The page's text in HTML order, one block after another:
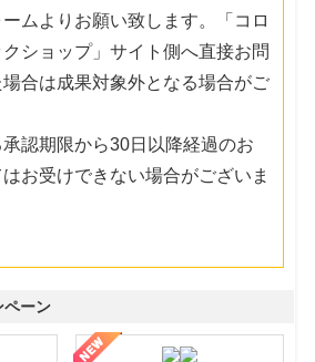
ムよりお願い致します。「コロ
ショップ」サイト側へ直接お問
合は成果対象外となる場合がご
認期限から30日以降経過のお
お受けできない場合がございま
ペーン